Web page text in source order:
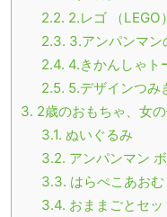
2.2. 2.レゴ （LEGO）
2.3. 3.アンパンマン
2.4. 4.きかんしゃト
2.5. 5.デザインつみ
3. 2歳のおもちゃ、女
3.1. ぬいぐるみ
3.2. アンパンマン
3.3. はらぺこあおむ
3.4. おままごとセッ